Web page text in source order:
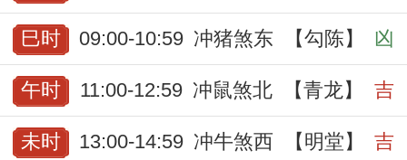
巳时 09:00-10:59 冲猪煞东 【勾陈】 凶
午时 11:00-12:59 冲鼠煞北 【青龙】 吉
未时 13:00-14:59 冲牛煞西 【明堂】 吉